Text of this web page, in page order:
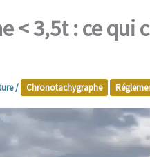
< 3,5t : ce qui
/ Chronotachygraphe